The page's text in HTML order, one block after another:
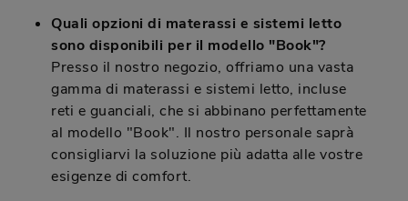
Quali opzioni di materassi e sistemi letto
sono disponibili per il modello "Book"?
Presso il nostro negozio, offriamo una vasta
gamma di materassi e sistemi letto, incluse
reti e guanciali, che si abbinano perfettamente
al modello "Book". Il nostro personale saprà
consigliarvi la soluzione più adatta alle vostre
esigenze di comfort.